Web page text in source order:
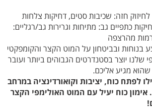
לחיזוק חזה: שכיבות סטים, דחיקות צלחות
כתפיים גב: מתיחות וגרירות גב/רגליים:
מהרצפה
בנוחות ובביטחון על המוט הקצר והקומפקטי
שלנו יוצר בסטנדרטים הגבוהים ביותר ועובר
שהוא מגיע אליכם.
לפתח כוח, יציבות וקואורדינציה במרחב
כוח יעיל עם המוט האולימפי הקצר